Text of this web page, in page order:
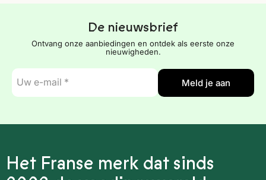
De nieuwsbrief
Ontvang onze aanbiedingen en ontdek als eerste onze
nieuwigheden.
E-
mail
*
Meld je aan
Het Franse merk dat sinds